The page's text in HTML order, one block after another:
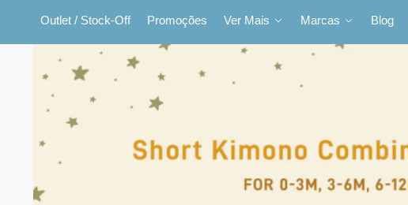
Outlet / Stock-Off Promoções Ver Mais Marcas Blog